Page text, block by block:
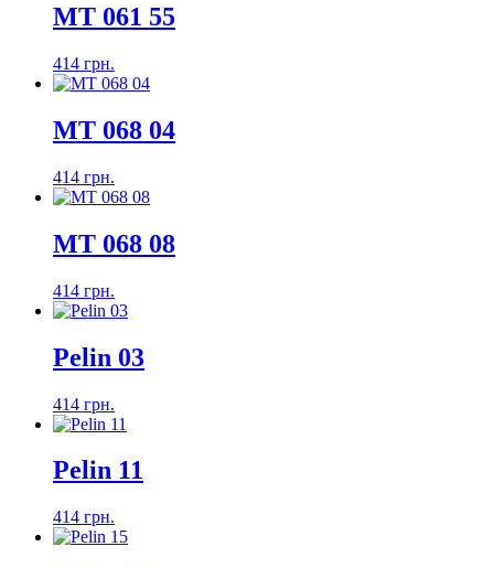
MT 061 55
414 грн.
MT 068 04
414 грн.
MT 068 08
414 грн.
Pelin 03
414 грн.
Pelin 11
414 грн.